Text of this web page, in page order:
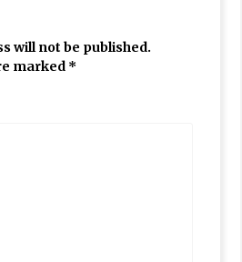
will not be published.
marked *